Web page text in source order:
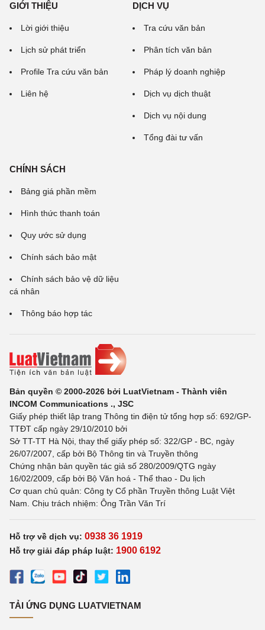
GIỚI THIỆU
Lời giới thiệu
Lịch sử phát triển
Profile Tra cứu văn bản
Liên hệ
DỊCH VỤ
Tra cứu văn bản
Phân tích văn bản
Pháp lý doanh nghiệp
Dịch vụ dịch thuật
Dịch vụ nội dung
Tổng đài tư vấn
CHÍNH SÁCH
Bảng giá phần mềm
Hình thức thanh toán
Quy ước sử dụng
Chính sách bảo mật
Chính sách bảo vệ dữ liệu
cá nhân
Thông báo hợp tác
Bản quyền © 2000-2026 bởi LuatVietnam - Thành viên
INCOM Communications ., JSC
Giấy phép thiết lập trang Thông tin điện tử tổng hợp số: 692/GP-
TTĐT cấp ngày 29/10/2010 bởi
Sở TT-TT Hà Nội, thay thế giấy phép số: 322/GP - BC, ngày
26/07/2007, cấp bởi Bộ Thông tin và Truyền thông
Chứng nhận bản quyền tác giả số 280/2009/QTG ngày
16/02/2009, cấp bởi Bộ Văn hoá - Thể thao - Du lịch
Cơ quan chủ quản: Công ty Cổ phần Truyền thông Luật Việt
Nam. Chịu trách nhiệm: Ông Trần Văn Trí
Hỗ trợ về dịch vụ: 0938 36 1919
Hỗ trợ giải đáp pháp luật: 1900 6192
TẢI ỨNG DỤNG LUATVIETNAM